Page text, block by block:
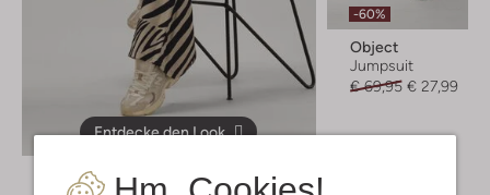
Entdecke den Look
-60%
Object
Jumpsuit
€ 69,95 € 27,99